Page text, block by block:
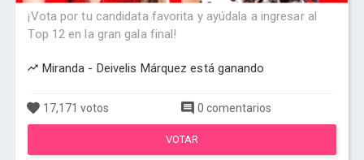
¡Vota por tu candidata favorita y ayúdala a ingresar al
Top 12 en la gran gala final!
Miranda - Deivelis Márquez está ganando
17,171 votos 0 comentarios
VOTAR